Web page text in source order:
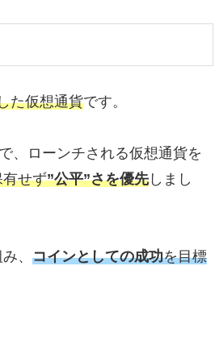
た仮想通貨です。
、ローンチされる仮想通貨を
せず”公平”さを優先しまし
、 コインとしての成功を目標